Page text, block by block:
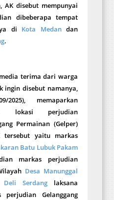
AK disebut mempunyai
dibeberapa tempat
di Kota Medandan
.
terima dari warga
ingin disebut namanya,
2025), memaparkan
lokasi perjudian
Permainan (Gelper)
yaitu markas
Batu Lubuk Pakam
markas perjudian
Desa Manunggal
Deli Serdanglaksana
Gelanggang